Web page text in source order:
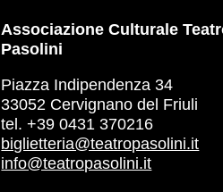
Associazione Culturale
Pasolini
Piazza Indipendenza 34
33052 Cervignano del Friuli
tel. +39 0431 370216
biglietteria@teatropasolini.it
info@teatropasolini.it